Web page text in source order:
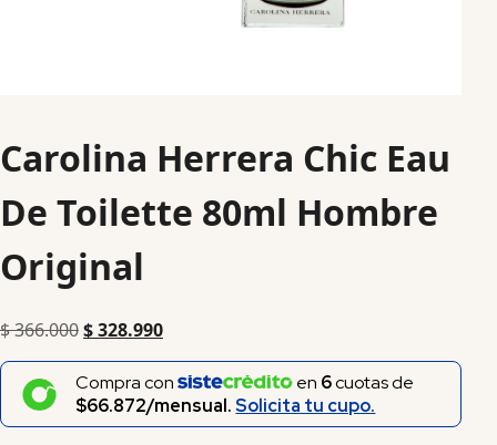
Carolina Herrera Chic Eau
De Toilette 80ml Hombre
Original
$366.000$328.990
Compra con en 6cuotas de
$66.872/mensual.Solicita tu cupo.